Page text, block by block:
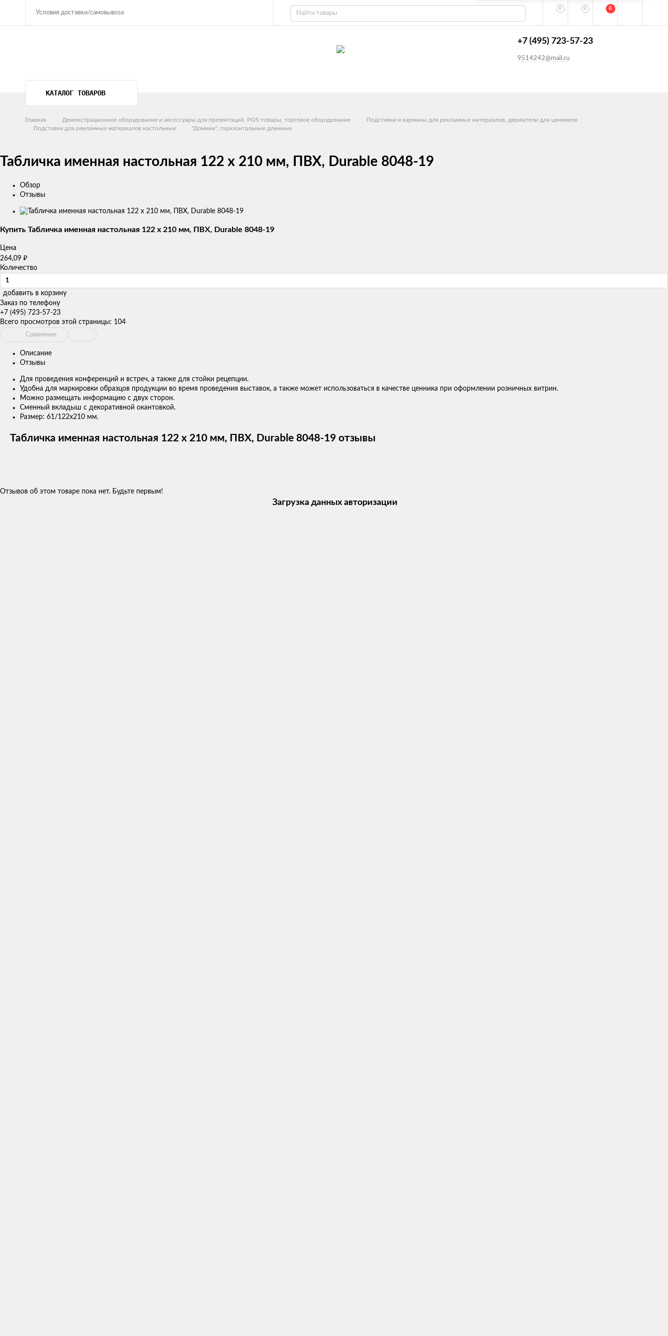
Условия доставки/самовывоза
0 0 0
+7 (495) 723-57-23
9514242@mail.ru
КАТАЛОГ ТОВАРОВ
Главная Демонстрационное оборудование и аксессуары для презентаций, POS-товары, торговое оборудование
Подставки и карманы для рекламных материалов, держатели для ценников
Подставки для рекламных материалов настольные
"Домики", горизонтальные длинные
Табличка именная настольная 122 х 210 мм, ПВХ, Durable 8048-19
Обзор
Отзывы
Изображения
товаров
Купить Табличка именная настольная 122 х 210 мм, ПВХ, Durable 8048-19
Цена
264,09 ₽
Количество
добавить в корзину
Заказ по телефону
+7 (495) 723-57-23
Всего просмотров этой страницы: 104
Сравнение
Описание
Отзывы
Для проведения конференций и встреч, а также для стойки рецепции.
Удобна для маркировки образцов продукции во время проведения выставок, а также может использоваться в качестве ценника при оформлении розничных витрин.
Можно размещать информацию с двух сторон.
Сменный вкладыш с декоративной окантовкой.
Размер: 61/122x210 мм.
Табличка именная настольная 122 х 210 мм, ПВХ, Durable 8048-19 отзывы
Отзывов об этом товаре пока нет. Будьте первым!
Загрузка данных авторизации